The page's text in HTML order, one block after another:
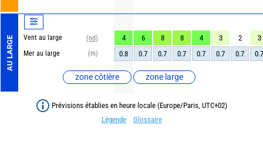
AU LARGE Vent au large
(nd)
Mer au large
(m)
zone côtière zone large
4 6 8 8 4 3 2
3
0.8
0.7 0.7 0.7 0.7 0.7 0.7 0.7
Prévisions établies en heure locale (Europe/Paris, UTC+02)
Légende
Glossaire